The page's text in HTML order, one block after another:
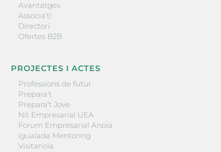
Avantatges
Associa’t!
Directori
Ofertes B2B
PROJECTES I ACTES
Professions de futur
Prepara’t
Prepara’t Jove
Nit Empresarial UEA
Forum Empresarial Anoia
Igualada Mentoring
Visitanoia